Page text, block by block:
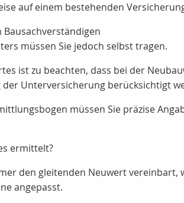
auf einem bestehenden
müssen Sie jedoch selbst tragen.
ist zu beachten, dass bei der
Unterversicherung berücksichtigt
müssen Sie präzise
ermittelt?
den gleitenden Neuwert
angepasst.